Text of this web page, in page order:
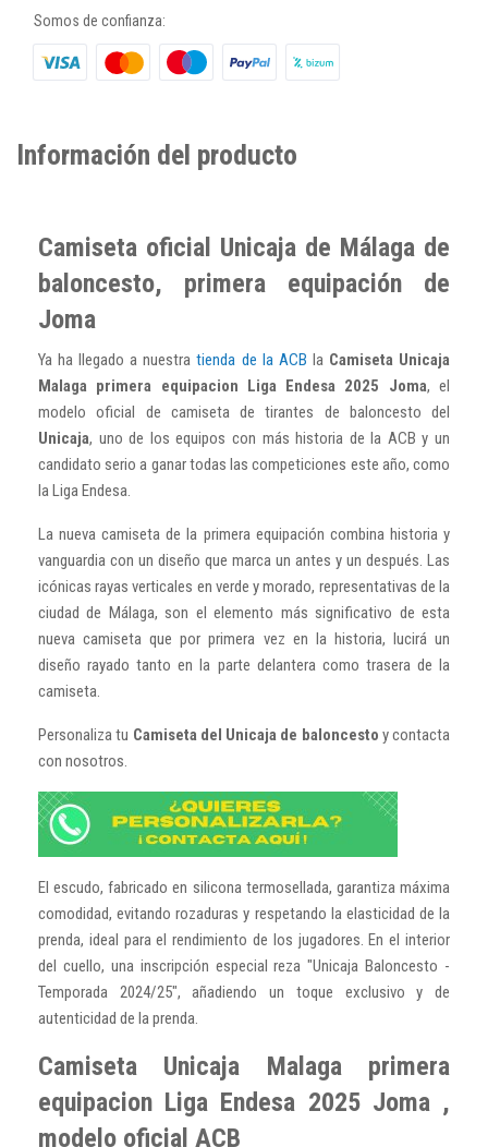
Somos de confianza:
Información del producto
Camiseta oficial Unicaja de Málaga de
baloncesto, primera equipación de
Joma
Ya ha llegado a nuestratienda de la ACB la Camiseta Unicaja
Malaga primera equipacion Liga Endesa 2025 Joma, el
modelo oficial de camiseta de tirantes de baloncesto del
Unicaja, uno de los equipos con más historia de la ACB y un
candidato serio a ganar todas las competiciones este año, como
la Liga Endesa.
La nueva camiseta de la primera equipación combina historia y
vanguardia con un diseño que marca un antes y un después. Las
icónicas rayas verticales en verde y morado, representativas de la
ciudad de Málaga, son el elemento más significativo de esta
nueva camiseta que por primera vez en la historia, lucirá un
diseño rayado tanto en la parte delantera como trasera de la
camiseta.
Personaliza tu Camiseta del Unicaja de baloncesto y contacta
con nosotros.
El escudo, fabricado en silicona termosellada, garantiza máxima
comodidad, evitando rozaduras y respetando la elasticidad de la
prenda, ideal para el rendimiento de los jugadores. En el interior
del cuello, una inscripción especial reza "Unicaja Baloncesto -
Temporada 2024/25", añadiendo un toque exclusivo y de
autenticidad de la prenda.
Camiseta Unicaja Malaga primera
equipacion Liga Endesa 2025 Joma ,
modelo oficial ACB